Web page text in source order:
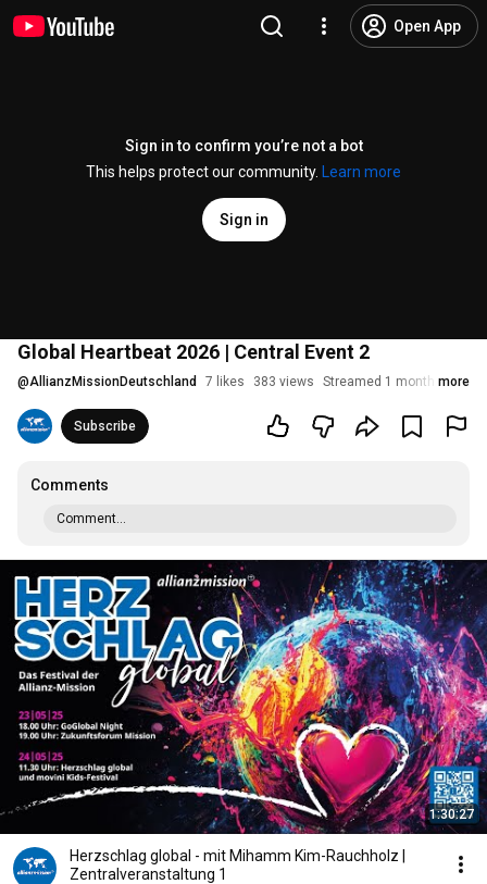
Open App
Sign in to confirm you’re not a bot
This helps protect our community.
Learn more
Sign in
Global Heartbeat 2026 | Central Event 2
@AllianzMissionDeutschland 7 likes 383 views Streamed 1 month ago
more
Subscribe
Comments
Comment...
1:30:27
Herzschlag global - mit Mihamm Kim-Rauchholz |
Zentralveranstaltung 1